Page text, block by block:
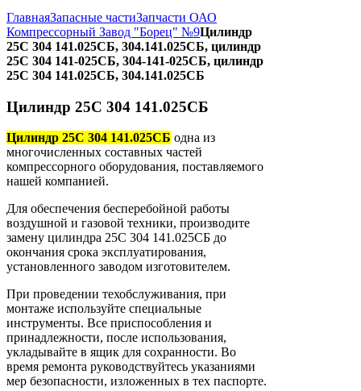
ГлавнаяЗапасные частиЗапчасти ОАО
Компрессорный Завод "Борец" №9Цилиндр
25С 304 141.025СБ, 304.141.025СБ, цилиндр
25С 304 141-025СБ, 304-141-025СБ, цилиндр
25С 304 141.025СБ, 304.141.025СБ
Цилиндр 25С 304 141.025СБ
Цилиндр 25С 304 141.025СБ одна из
многочисленных составных частей
компрессорного оборудования, поставляемого
нашей компанией.
Для обеспечения бесперебойной работы
воздушной и газовой техники, производите
замену цилиндра 25С 304 141.025СБ до
окончания срока эксплуатирования,
установленного заводом изготовителем.
При проведении техобслуживания, при
монтаже используйте специальные
инструменты. Все приспособления и
принадлежности, после использования,
укладывайте в ящик для сохранности. Во
время ремонта руководствуйтесь указаниями
мер безопасности, изложенных в тех паспорте.